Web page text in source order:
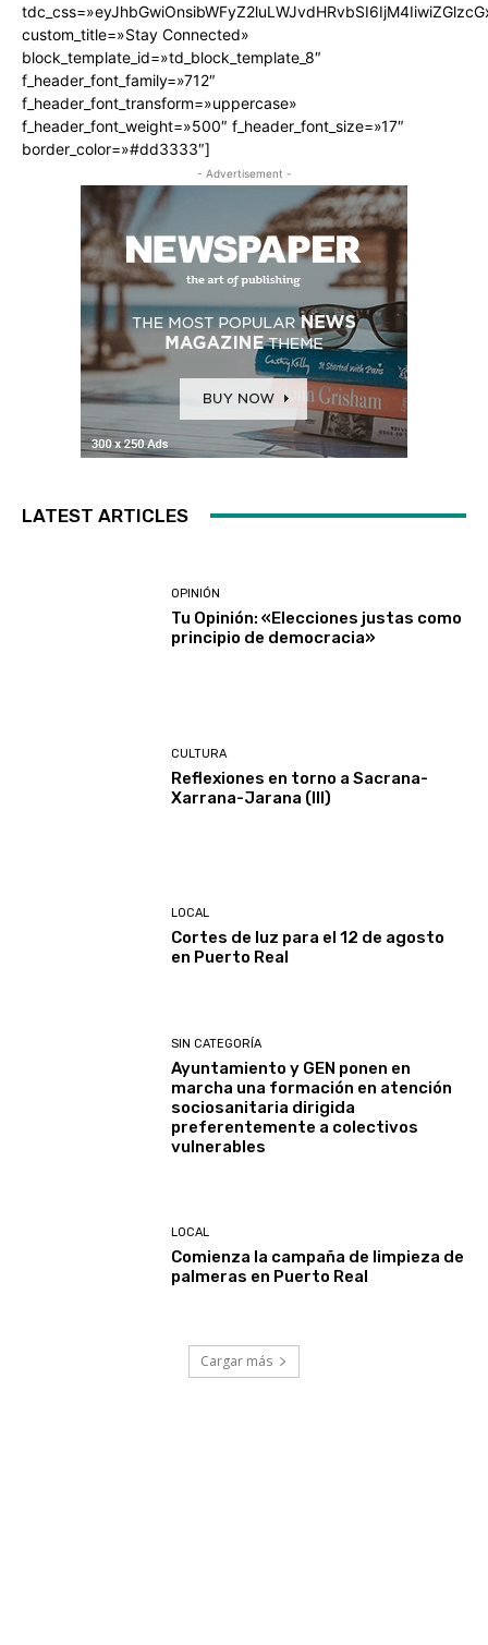
custom_title=»Stay Connected»
block_template_id=»td_block_template_8″
f_header_font_family=»712″
f_header_font_transform=»uppercase»
f_header_font_weight=»500″ f_header_font_size=»17″
border_color=»#dd3333″]
- Advertisement -
LATEST ARTICLES
OPINIÓN
Tu Opinión: «Elecciones justas como
principio de democracia»
CULTURA
Reflexiones en torno a Sacrana-
Xarrana-Jarana (III)
LOCAL
Cortes de luz para el 12 de agosto
en Puerto Real
SIN CATEGORÍA
Ayuntamiento y GEN ponen en
marcha una formación en atención
sociosanitaria dirigida
preferentemente a colectivos
vulnerables
LOCAL
Comienza la campaña de limpieza de
palmeras en Puerto Real
Cargar más